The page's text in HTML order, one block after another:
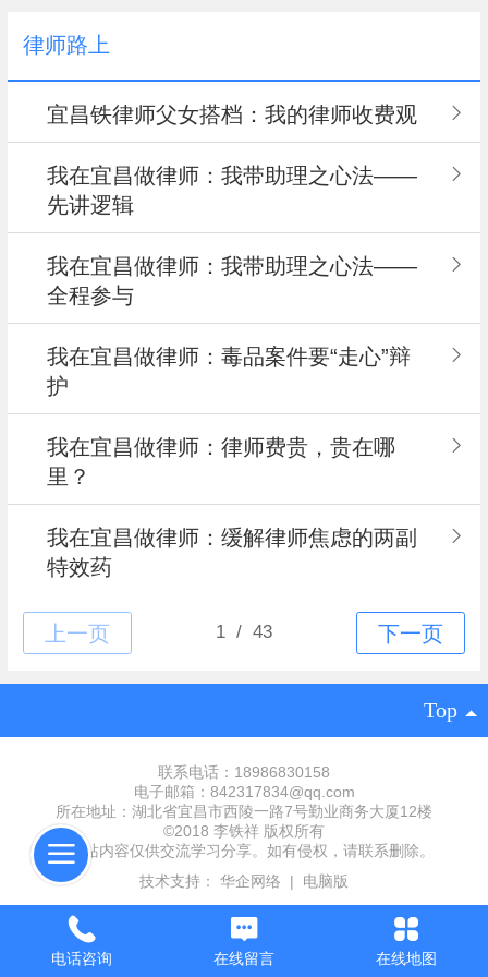
律师路上
宜昌铁律师父女搭档：我的律师收费观
我在宜昌做律师：我带助理之心法——
先讲逻辑
我在宜昌做律师：我带助理之心法——
全程参与
我在宜昌做律师：毒品案件要“走心”辩
护
我在宜昌做律师：律师费贵，贵在哪
里？
我在宜昌做律师：缓解律师焦虑的两副
特效药
Top
联系电话：18986830158
电子邮箱：842317834@qq.com
所在地址：湖北省宜昌市西陵一路7号勤业商务大厦12楼
©2018 李铁祥 版权所有
本网站内容仅供交流学习分享。如有侵权，请联系删除。
技术支持： 华企网络 | 电脑版
电话咨询 在线留言 在线地图